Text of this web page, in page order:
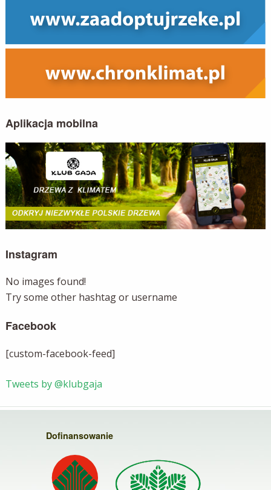
Aplikacja mobilna
Instagram
No images found!
Try some other hashtag or username
Facebook
[custom-facebook-feed]
Tweets by @klubgaja
Dofinansowanie